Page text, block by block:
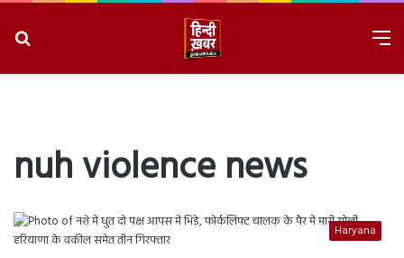
nuh violence news
Haryana